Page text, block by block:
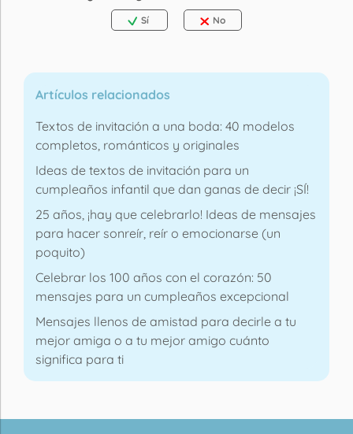
Sí No
Artículos relacionados
Textos de invitación a una boda: 40 modelos
completos, románticos y originales
Ideas de textos de invitación para un
cumpleaños infantil que dan ganas de decir ¡SÍ!
25 años, ¡hay que celebrarlo! Ideas de mensajes
para hacer sonreír, reír o emocionarse (un
poquito)
Celebrar los 100 años con el corazón: 50
mensajes para un cumpleaños excepcional
Mensajes llenos de amistad para decirle a tu
mejor amiga o a tu mejor amigo cuánto
significa para ti